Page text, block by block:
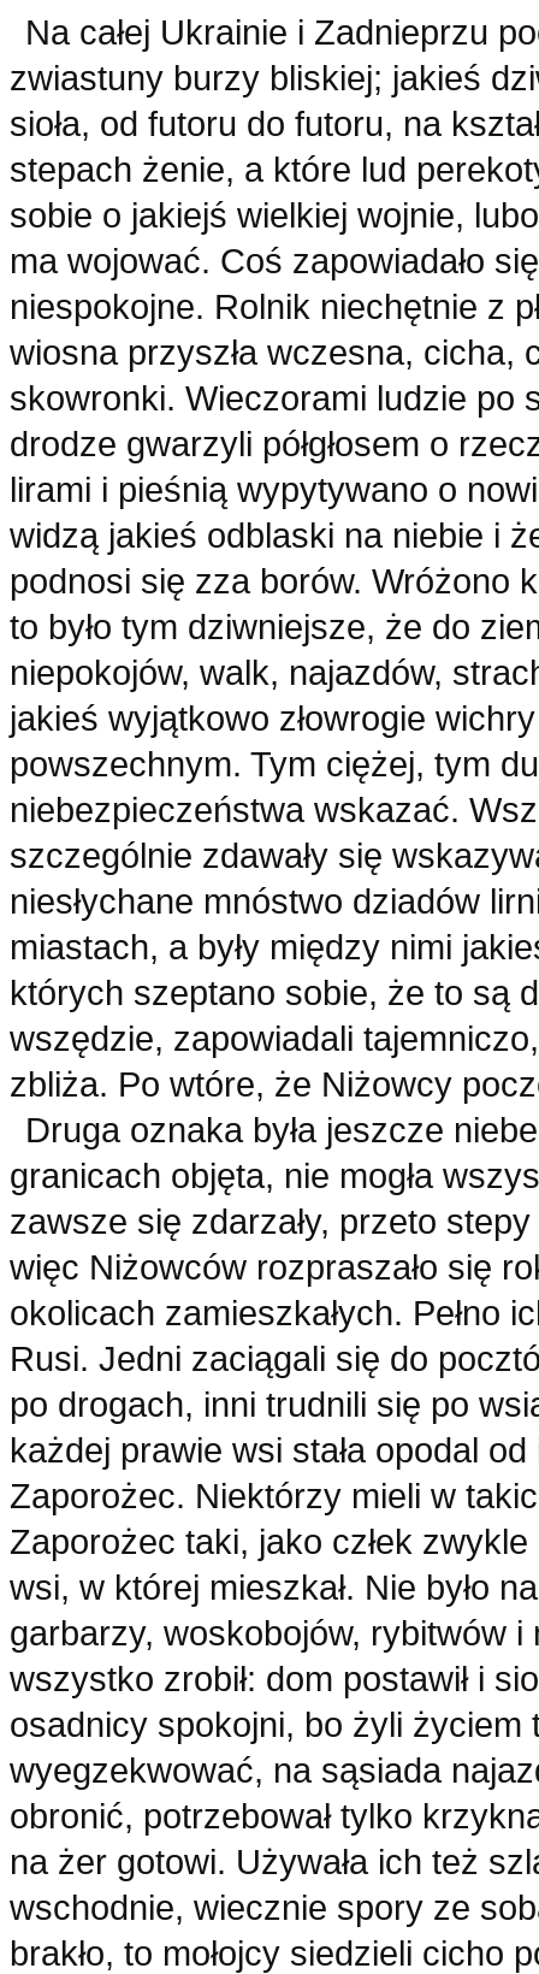
Na całej Ukrainie i Zadnieprzu
zwiastuny burzy bliskiej; jakieś
sioła, od futoru do futoru, na
stepach żenie, a które lud
sobie o jakiejś wielkiej wojnie,
ma wojować. Coś zapowiadało
niespokojne. Rolnik niechętnie z
wiosna przyszła wczesna, cicha,
skowronki. Wieczorami ludzie po
drodze gwarzyli półgłosem o
lirami i pieśnią wypytywano o
widzą jakieś odblaski na niebie i
podnosi się zza borów. Wróżono
to było tym dziwniejsze, że do
niepokojów, walk, najazdów,
jakieś wyjątkowo złowrogie
powszechnym. Tym ciężej, tym
niebezpieczeństwa wskazać.
szczególnie zdawały się
niesłychane mnóstwo dziadów
miastach, a były między nimi
których szeptano sobie, że to są
wszędzie, zapowiadali
zbliża. Po wtóre, że Niżowcy
Druga oznaka była jeszcze
granicach objęta, nie mogła
zawsze się zdarzały, przeto
więc Niżowców rozpraszało się
okolicach zamieszkałych. Pełno
Rusi. Jedni zaciągali się do
po drogach, inni trudnili się po
każdej prawie wsi stała opodal
Zaporożec. Niektórzy mieli w
Zaporożec taki, jako człek
wsi, w której mieszkał. Nie było
garbarzy, woskobojów, rybitwów
wszystko zrobił: dom postawił i
osadnicy spokojni, bo żyli życiem
wyegzekwować, na sąsiada
obronić, potrzebował tylko
na żer gotowi. Używała ich też
wschodnie, wiecznie spory ze
brakło, to mołojcy siedzieli cicho